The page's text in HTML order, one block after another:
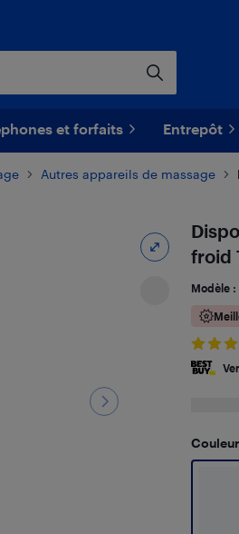
et forfaits Entrepôt
Autres appareils de massage
froid
Modèle :
Couleur